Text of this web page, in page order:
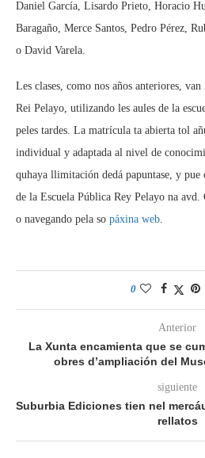
Daniel García, Lisardo Prieto, Horacio
Baragaño, Merce Santos, Pedro Pérez,
o David Varela.
Les clases, como nos años anteriores,
Rei Pelayo, utilizando les aules de la
peles tardes. La matrícula ta abierta tol
individual y adaptada al nivel de
quhaya llimitación dedá papuntase, y
de la Escuela Pública Rey Pelayo na
o navegando pela so páxina web.
0
Anterior
La Xunta encamienta que se
obres d’ampliación del
siguiente
Suburbia Ediciones tien nel
rellatos